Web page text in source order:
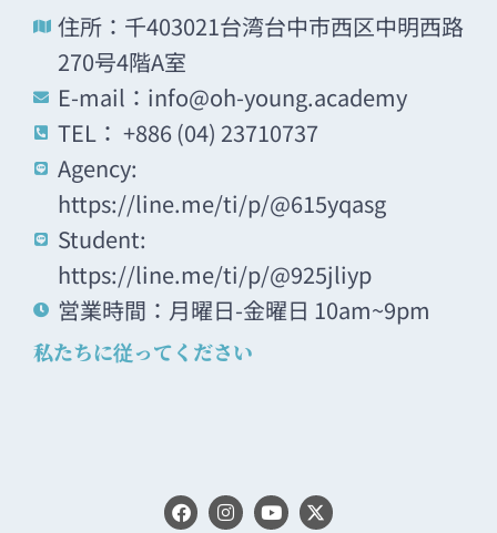
住所：千403021台湾台中市西区中明西路
270号4階A室
E-mail：info@oh-young.academy
TEL： +886 (04) 23710737
Agency:
https://line.me/ti/p/@615yqasg
Student:
https://line.me/ti/p/@925jliyp
営業時間：月曜日-金曜日 10am~9pm
私たちに従ってください
F
a
I
n
Y
o
X
-